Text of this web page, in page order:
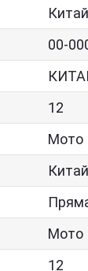
Китай
00-
12
Мото
Китай
Мото
12